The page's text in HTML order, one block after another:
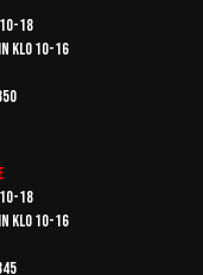
18
klo 10-16
18
klo 10-16